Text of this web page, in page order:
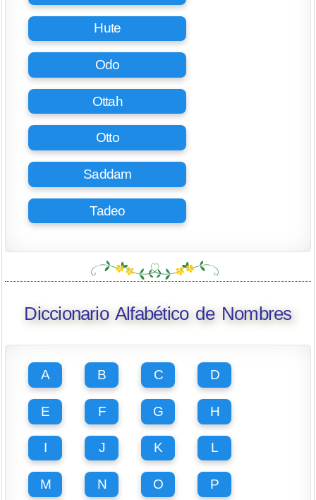
Hute
Odo
Ottah
Otto
Saddam
Tadeo
Diccionario Alfabético de Nombres
A B C D
E F G H
I J K L
M N O P